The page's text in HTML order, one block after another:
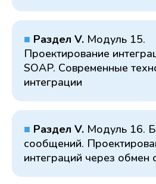
■ Раздел V. Модуль 15.
Проектирование
SOAP. Современные
интеграции
■ Раздел V. Модуль 16.
сообщений.
интеграций через